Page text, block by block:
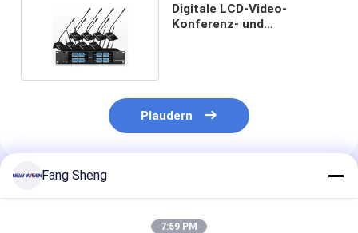
Digitale LCD-Video-
Konferenz- und
Plaudern
Empfohlene Produkte
Fang Sheng
7:59 PM